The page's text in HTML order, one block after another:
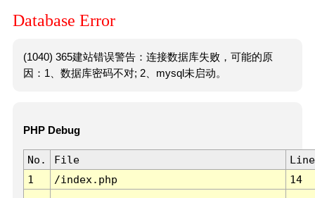
Database Error
(1040) 365建站错误警告：连接数据库失败，可能的原
因：1、数据库密码不对; 2、mysql未启动。
PHP Debug
No. File
Line
1
/index.php 14